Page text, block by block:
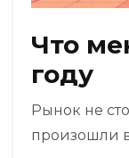
Что
году
Рынок не
произошли